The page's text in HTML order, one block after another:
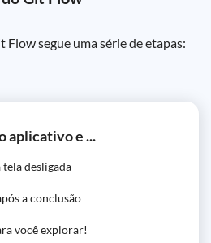
segue uma série de etapas:
aplicativo e ...
desligada
a conclusão
você explorar!